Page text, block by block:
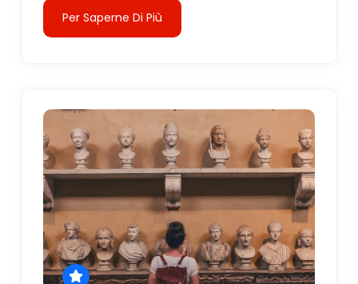
Per Saperne Di Più